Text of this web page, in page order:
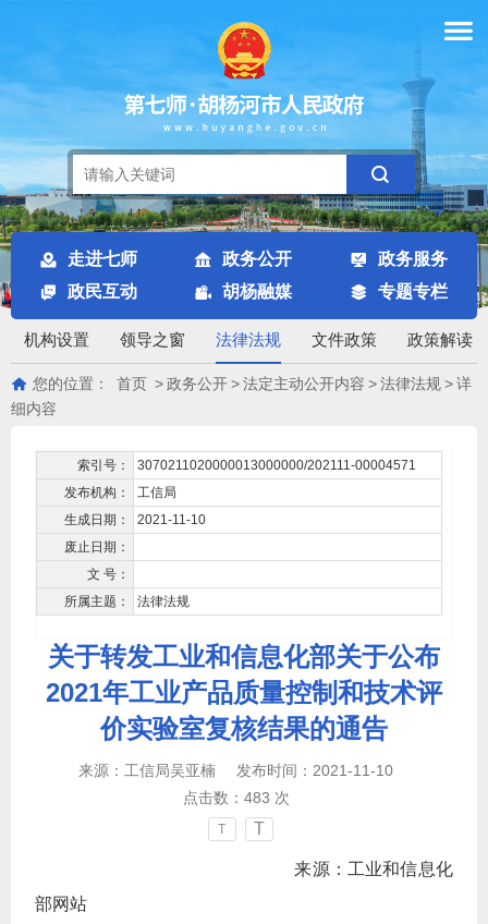
走进七师 政务公开
政务服务
政民互动
胡杨融媒 专题专栏
机构设置 领导之窗 法律法规 文件政策 政策解读
您的位置： 首页 >政务公开>法定主动公开内容 >法律法规>详
细内容
索引号：
3070211020000013000000/202111-00004571
发布机构：
工信局
生成日期：
2021-11-10
废止日期：
文 号：
所属主题：
法律法规
关于转发工业和信息化部关于公布
2021年工业产品质量控制和技术评
价实验室复核结果的通告
来源：工信局吴亚楠
发布时间：2021-11-10
点击数： 483 次
T T
来源：工业和信息化
部网站